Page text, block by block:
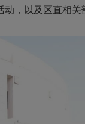
，以及区直相